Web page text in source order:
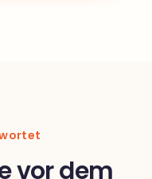
vor dem